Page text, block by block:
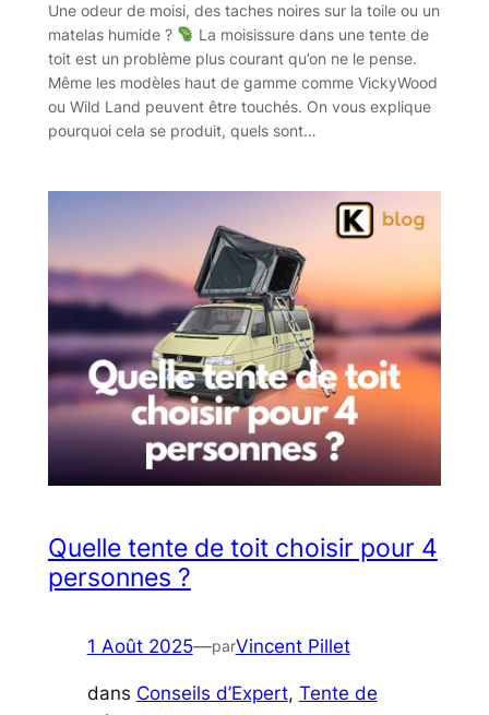
Une odeur de moisi, des taches noires sur la toile ou un
matelas humide ?
La moisissure dans une tente de
toit est un problème plus courant qu’on ne le pense.
Même les modèles haut de gamme comme VickyWood
ou Wild Land peuvent être touchés. On vous explique
pourquoi cela se produit, quels sont…
Quelle tente de toit choisir pour 4
personnes ?
1 Août 2025—parVincent Pillet
dans Conseils d’Expert, Tente de